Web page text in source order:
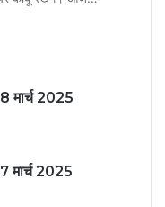
मार्च 2025
मार्च 2025